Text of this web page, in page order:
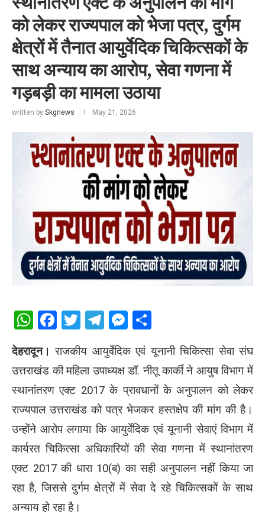
को लेकर राज्यपाल को भेजा पत्र, दुर्गम
क्षेत्रों में तैनात आयुर्वेदिक चिकित्सकों के
साथ अन्याय का आरोप, सेवा गणना में
गड़बड़ी का मामला उठाया
written by Skgnews May 21, 2026
WhatsApp
Facebook
Twitter
Telegram
Messenger
देहरादून। राजकीय आयुर्वेदिक एवं यूनानी चिकित्सा सेवा संघ
उत्तराखंड की महिला उपाध्यक्ष डॉ. नीतू कार्की ने आयुष विभाग में
स्थानांतरण एक्ट 2017 के प्रावधानों के अनुपालन को लेकर
राज्यपाल उत्तराखंड को पत्र भेजकर हस्तक्षेप की मांग की है।
उन्होंने आरोप लगाया कि आयुर्वेदिक एवं यूनानी सेवाएं विभाग में
कार्यरत चिकित्सा अधिकारियों की सेवा गणना में स्थानांतरण
एक्ट 2017 की धारा 10(ब) का सही अनुपालन नहीं किया जा
रहा है, जिससे दुर्गम क्षेत्रों में सेवा दे रहे चिकित्सकों के साथ
अन्याय हो रहा है।